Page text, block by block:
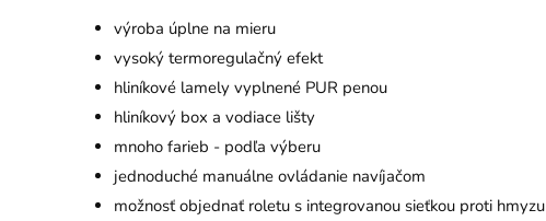
výroba úplne na mieru
vysoký termoregulačný efekt
hliníkové lamely vyplnené PUR penou
hliníkový box a vodiace lišty
mnoho farieb - podľa výberu
jednoduché manuálne ovládanie navíjačom
možnosť objednať roletu s integrovanou sieťkou proti hmyzu